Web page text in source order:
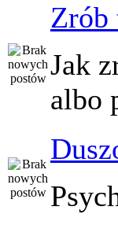
Zrób
Jak
albo